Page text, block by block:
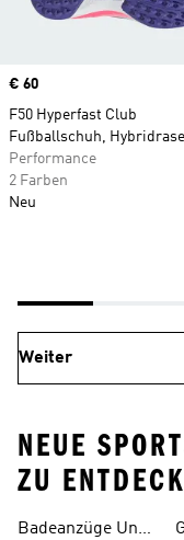
Price
€ 60
F50 Hyperfast Club
Fußballschuh,
Performance
2 Farben
Neu
Weiter
NEUE
ZU
Badeanzüge Und